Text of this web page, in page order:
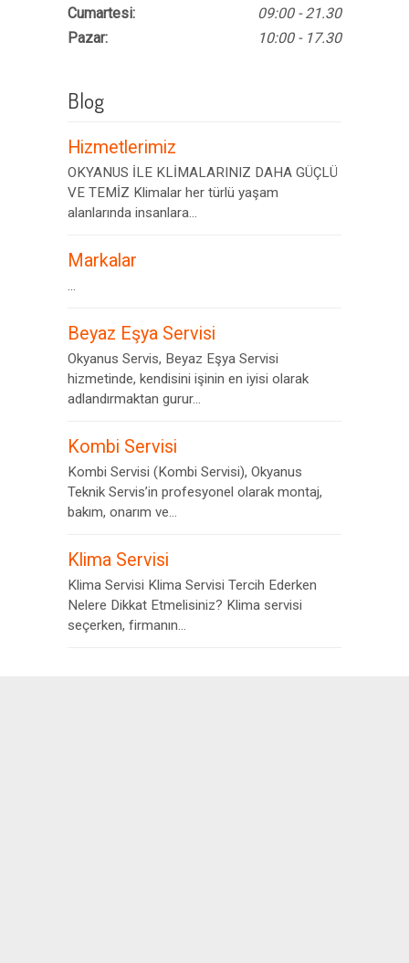
Cumartesi:
Pazar:
09:00 - 21.30
10:00 - 17.30
Blog
Hizmetlerimiz
OKYANUS İLE KLİMALARINIZ DAHA GÜÇLÜ
VE TEMİZ Klimalar her türlü yaşam
alanlarında insanlara...
Markalar
...
Beyaz Eşya Servisi
Okyanus Servis, Beyaz Eşya Servisi
hizmetinde, kendisini işinin en iyisi olarak
adlandırmaktan gurur...
Kombi Servisi
Kombi Servisi (Kombi Servisi), Okyanus
Teknik Servis’in profesyonel olarak montaj,
bakım, onarım ve...
Klima Servisi
Klima Servisi Klima Servisi Tercih Ederken
Nelere Dikkat Etmelisiniz? Klima servisi
seçerken, firmanın...